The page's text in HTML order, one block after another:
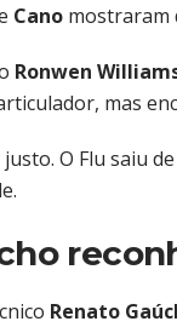
Cano mostraram
Ronwen
mas
O Flu saiu
Renato